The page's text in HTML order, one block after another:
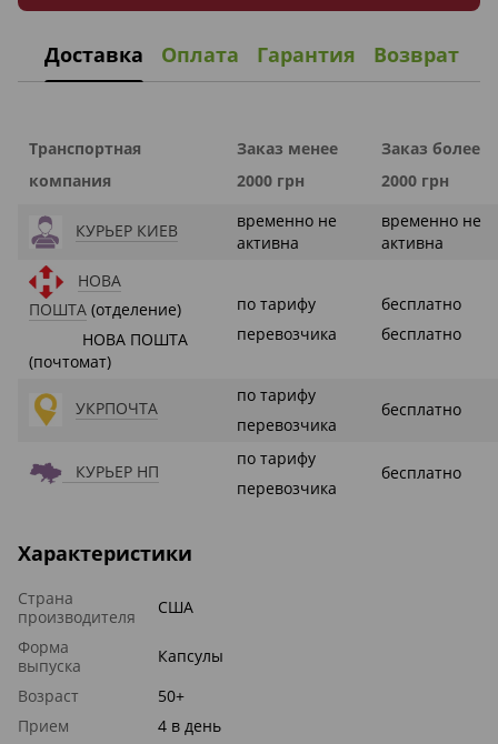
Доставка Оплата Гарантия Возврат
Транспортная
компания
Заказ менее
2000 грн
Заказ более
2000 грн
КУРЬЕР КИЕВ
временно не
активна
временно не
активна
НОВА
ПОШТА (отделение)
НОВА ПОШТА
(почтомат)
по тарифу
перевозчика
бесплатно
бесплатно
УКРПОЧТА
по тарифу
перевозчика
бесплатно
КУРЬЕР НП
по тарифу
перевозчика
бесплатно
Характеристики
Страна
производителя
США
Форма
выпуска
Капсулы
Возраст
50+
Прием
4 в день